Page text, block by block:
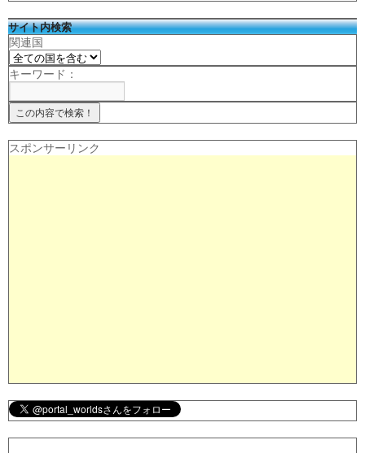
サイト内検索
関連国
キーワード：
スポンサーリンク